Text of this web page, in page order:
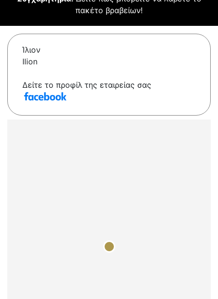
πακέτο βραβείων!
Ίλιον
Ilion
Δείτε το προφίλ της εταιρείας σας